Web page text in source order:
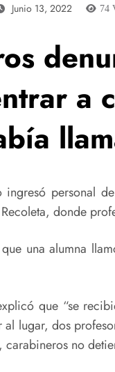
Junio 13, 2022 74
a
personal
donde
una alumna
que “se
al lugar, dos
no